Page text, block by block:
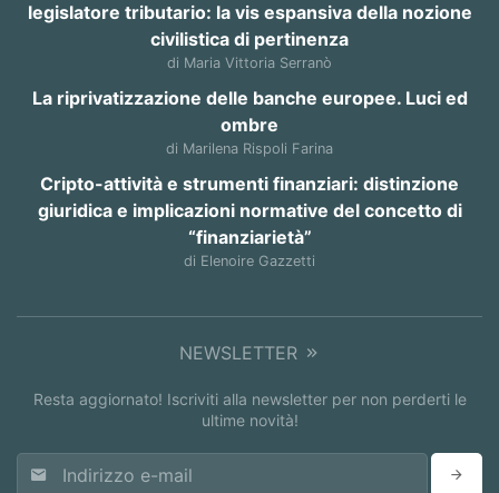
legislatore tributario: la vis espansiva della nozione
civilistica di pertinenza
di Maria Vittoria Serranò
La riprivatizzazione delle banche europee. Luci ed
ombre
di Marilena Rispoli Farina
Cripto-attività e strumenti finanziari: distinzione
giuridica e implicazioni normative del concetto di
“finanziarietà”
di Elenoire Gazzetti
NEWSLETTER
Resta aggiornato! Iscriviti alla newsletter per non perderti le
ultime novità!